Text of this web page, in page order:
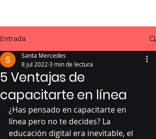
Entrada
5 Ventajas de
capacitarte en línea
Santa Mercedes
8 jul 2022 3 min de lectura
¿Has pensado en capacitarte en
línea pero no te decides? La
educación digital era inevitable, el